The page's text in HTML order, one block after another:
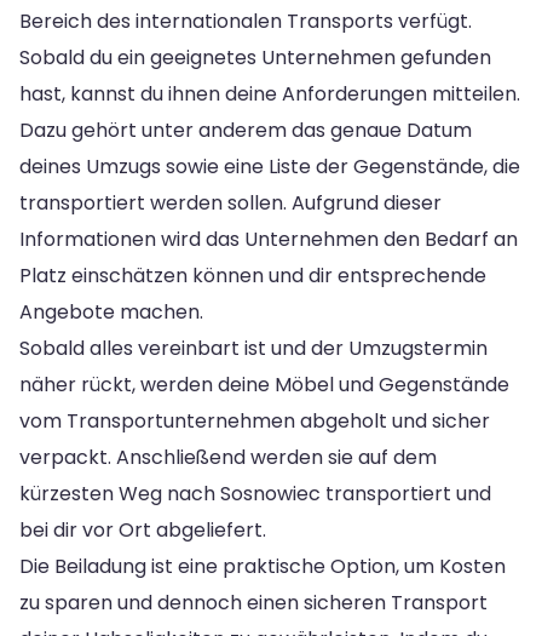
Bereich des internationalen Transports verfügt.
Sobald du ein geeignetes Unternehmen gefunden
hast, kannst du ihnen deine Anforderungen mitteilen.
Dazu gehört unter anderem das genaue Datum
deines Umzugs sowie eine Liste der Gegenstände, die
transportiert werden sollen. Aufgrund dieser
Informationen wird das Unternehmen den Bedarf an
Platz einschätzen können und dir entsprechende
Angebote machen.
Sobald alles vereinbart ist und der Umzugstermin
näher rückt, werden deine Möbel und Gegenstände
vom Transportunternehmen abgeholt und sicher
verpackt. Anschließend werden sie auf dem
kürzesten Weg nach Sosnowiec transportiert und
bei dir vor Ort abgeliefert.
Die Beiladung ist eine praktische Option, um Kosten
zu sparen und dennoch einen sicheren Transport